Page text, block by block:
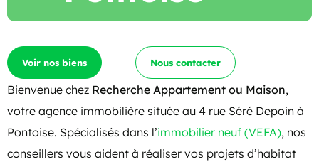
Voir nos biens Nous contacter
Bienvenue chez Recherche Appartement ou Maison,
votre agence immobilière située au 4 rue Séré Depoin à
Pontoise. Spécialisés dans l’immobilier neuf (VEFA), nos
conseillers vous aident à réaliser vos projets d’habitat